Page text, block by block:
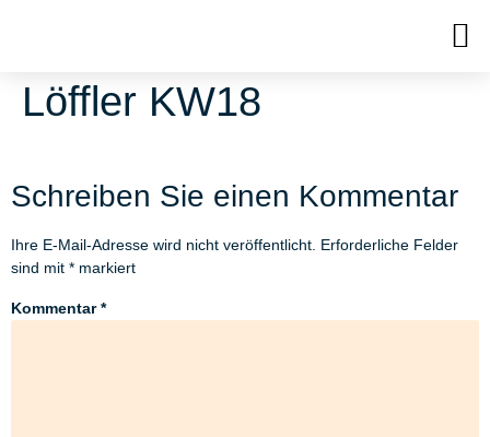
Löffler KW18
Schreiben Sie einen Kommentar
Ihre E-Mail-Adresse wird nicht veröffentlicht. Erforderliche Felder
sind mit * markiert
Kommentar*